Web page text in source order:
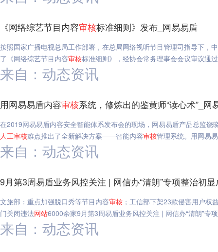
《网络综艺节目内容审核标准细则》发布_网易易盾
按照国家广播电视总局工作部署，在总局网络视听节目管理司指导下，
了《网络综艺节目内容审核标准细则》，经协会常务理事会会议审议通
来自：动态资讯
用网易易盾内容审核系统，修炼出的鉴黄师“读心术”_网
在2019网易易盾内容安全智能体系发布会的现场，网易易盾产品总监饶
人工审核难点推出了全新解决方案——智能内容审核管理系统。用网易
来自：动态资讯
9月第3周易盾业务风控关注 | 网信办“清朗”专项整治初
文旅部：重点加强脱口秀等节目内容审核 ；工信部下架23款侵害用户权
门关闭违法网站6000余家9月第3周易盾业务风控关注 | 网信办“清朗”专
来自：动态资讯